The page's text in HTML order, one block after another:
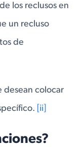
los reclusos en
un recluso
de
desean colocar
[ii]